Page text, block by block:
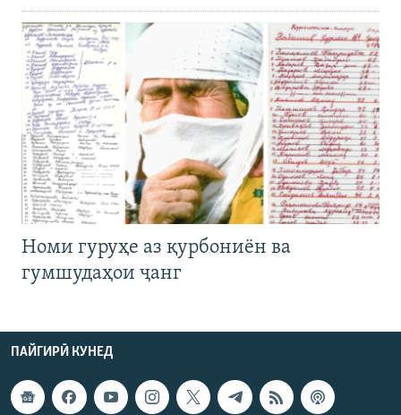
Номи гуруҳе аз қурбониён ва
гумшудаҳои ҷанг
ПАЙГИРӢ КУНЕД